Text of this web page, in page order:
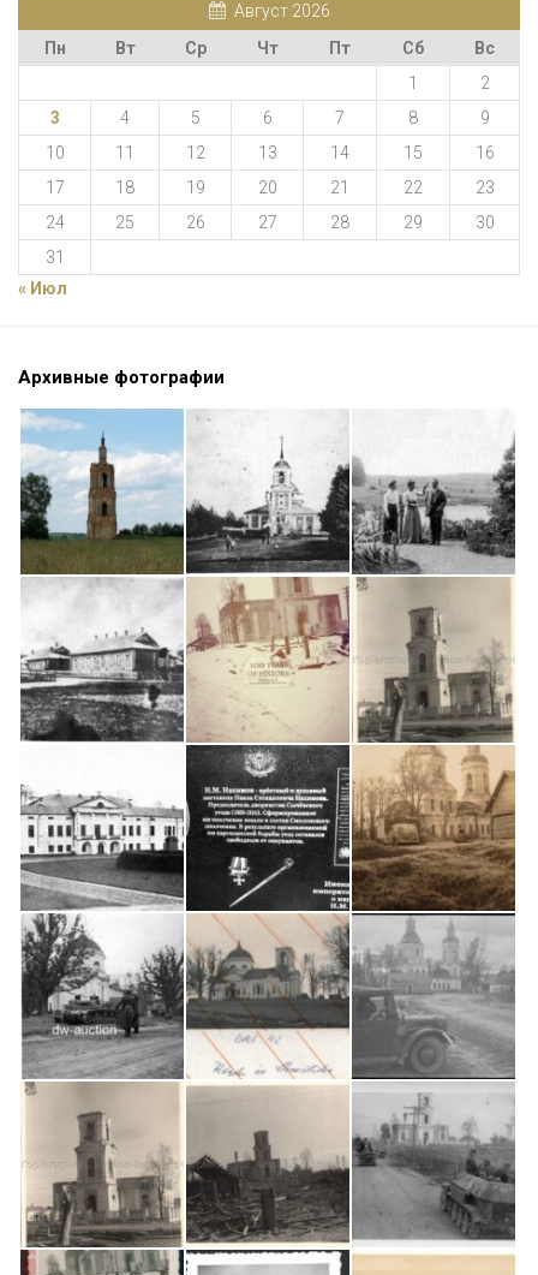
Август 2026
Пн
Вт Ср Чт Пт Сб
Вс
1
2
3
4 5 6 7 8
9
10
11 12 13 14 15
16
17
18 19 20 21 22
23
24
25 26 27 28 29
30
31
« Июл
Архивные фотографии